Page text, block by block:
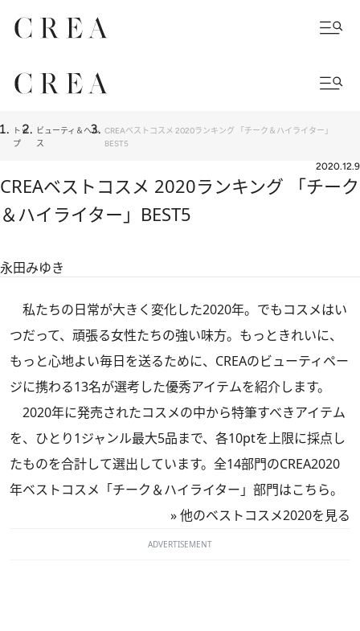
トッ
プ
ビューティ＆ヘル
ス
CREAベストコスメ 2020ランキング 「チーク＆ハイライター」
BEST5
2020.12.9
CREAベストコスメ 2020ランキング 「チーク
＆ハイライター」BEST5
永田みゆき
私たちの日常が大きく変化した2020年。でもコスメはい
つだって、頑張る女性たちの強い味方。もっときれいに、
もっと心地よい毎日を送るために、CREAのビューティペー
ジに携わる13名が選考した優秀アイテムを紹介します。
2020年に発売されたコスメの中から特筆すべきアイテム
を、ひとり1ジャンル最大5品まで、各10ptを上限に採点し
たものを合計して選出しています。全14部門のCREA2020
年ベストコスメ「チーク＆ハイライター」部門はこちら。
»他のベストコスメ2020を見る
ADVERTISEMENT